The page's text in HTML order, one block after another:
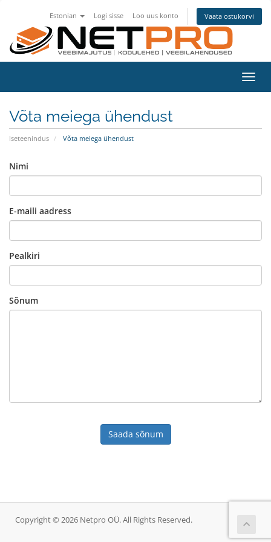
Estonian Logi sisse Loo uus konto Vaata ostukorvi
Võta meiega ühendust
Iseteenindus Võta meiega ühendust
Nimi
E-maili aadress
Pealkiri
Sõnum
Saada sõnum
Copyright © 2026 Netpro OÜ. All Rights Reserved.